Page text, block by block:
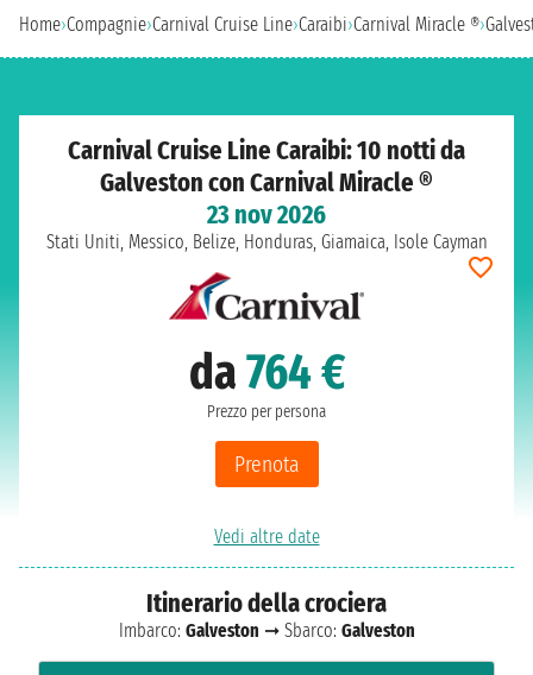
Home›Compagnie›Carnival Cruise Line›Caraibi›Carnival Miracle ®›
Carnival Cruise Line Caraibi: 10 notti da
Galveston con Carnival Miracle ®
23 nov 2026
Stati Uniti, Messico, Belize, Honduras, Giamaica, Isole Cayman
da764 €
Prezzo per persona
Prenota
Vedi altre date
Itinerario della crociera
Imbarco: Galveston ➞ Sbarco: Galveston